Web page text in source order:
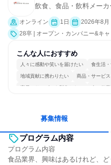
飲食、食品・飲料メー
オンライン 1日
2026年8月
28卒 | オープン・カンパニー&キ
こんな人におすすめ
人々に感動や笑いを届けたい 食生活
地域貢献に携わりたい 商品・サービ
商品・サービスを製作したい 人の仕
募集情報
プログラム内容
プログラム内容
食品業界、興味はあるけれど、